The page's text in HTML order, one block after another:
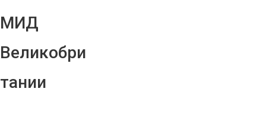
МИД
Великобри
тании